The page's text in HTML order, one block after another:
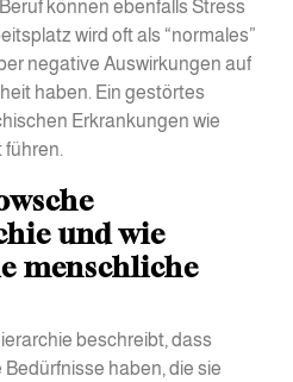
können ebenfalls Stress
wird oft als “normales”
negative Auswirkungen auf
haben. Ein gestörtes
Erkrankungen wie
führen.
und wie
menschliche
beschreibt, dass
haben, die sie